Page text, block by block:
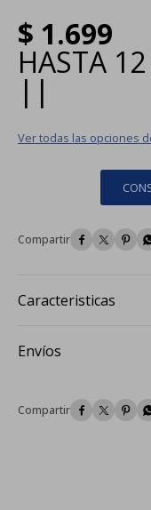
$ 1.699
HASTA
| |
Ver todas las opciones
  
Caracteristicas
Envíos
  